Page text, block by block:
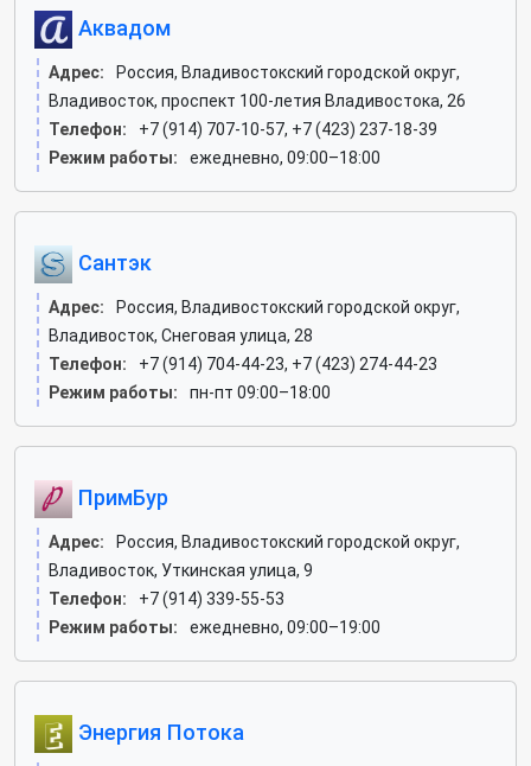
Аквадом
Адрес:
Россия, Владивостокский городской округ,
Владивосток, проспект 100-летия Владивостока, 26
Телефон:
+7 (914) 707-10-57, +7 (423) 237-18-39
Режим работы:
ежедневно, 09:00–18:00
Сантэк
Адрес:
Россия, Владивостокский городской округ,
Владивосток, Снеговая улица, 28
Телефон:
+7 (914) 704-44-23, +7 (423) 274-44-23
Режим работы:
пн-пт 09:00–18:00
ПримБур
Адрес:
Россия, Владивостокский городской округ,
Владивосток, Уткинская улица, 9
Телефон:
+7 (914) 339-55-53
Режим работы:
ежедневно, 09:00–19:00
Энергия Потока